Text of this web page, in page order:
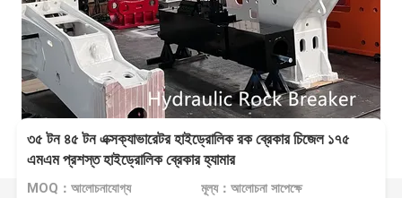
৩৫ টন ৪৫ টন এক্সক্যাভারেটর হাইড্রোলিক রক ব্রেকার চিজেল ১৭৫
এমএম প্রশস্ত হাইড্রোলিক ব্রেকার হ্যামার
MOQ：আলোচনাযোগ্য মূল্য：আলোচনা সাপেক্ষে